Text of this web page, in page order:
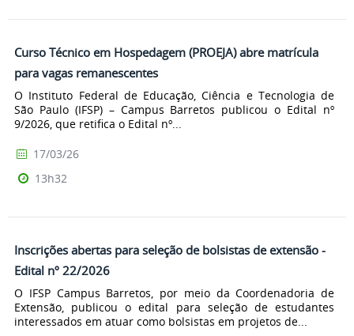
Curso Técnico em Hospedagem (PROEJA) abre matrícula
para vagas remanescentes
O Instituto Federal de Educação, Ciência e Tecnologia de
São Paulo (IFSP) – Campus Barretos publicou o Edital nº
9/2026, que retifica o Edital nº...
17/03/26
13h32
Inscrições abertas para seleção de bolsistas de extensão -
Edital nº 22/2026
O IFSP Campus Barretos, por meio da Coordenadoria de
Extensão, publicou o edital para seleção de estudantes
interessados em atuar como bolsistas em projetos de...